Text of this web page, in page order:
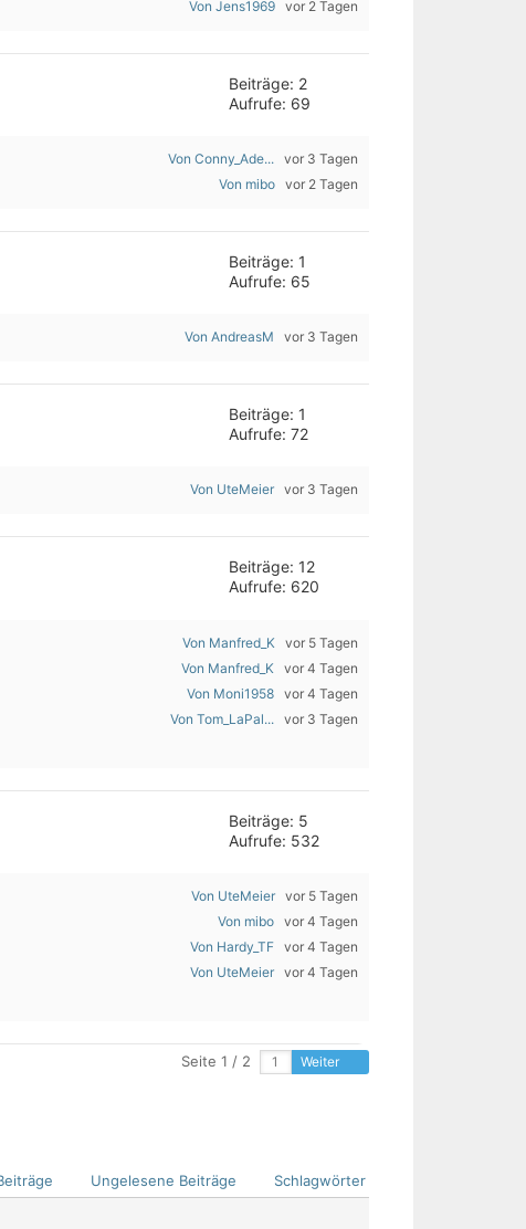
Von Jens1969 vor 2 Tagen
Beiträge: 2
Aufrufe: 69
Von Conny_Ade... vor 3 Tagen
Von mibo vor 2 Tagen
Beiträge: 1
Aufrufe: 65
Von AndreasM vor 3 Tagen
Beiträge: 1
Aufrufe: 72
Von UteMeier vor 3 Tagen
Beiträge: 12
Aufrufe: 620
Von Manfred_K vor 5 Tagen
Von Manfred_K vor 4 Tagen
Von Moni1958 vor 4 Tagen
Von Tom_LaPal... vor 3 Tagen
Beiträge: 5
Aufrufe: 532
Von UteMeier vor 5 Tagen
Von mibo vor 4 Tagen
Von Hardy_TF vor 4 Tagen
Von UteMeier vor 4 Tagen
Seite 1 / 2 Weiter
Ungelesene Beiträge Schlagwörter